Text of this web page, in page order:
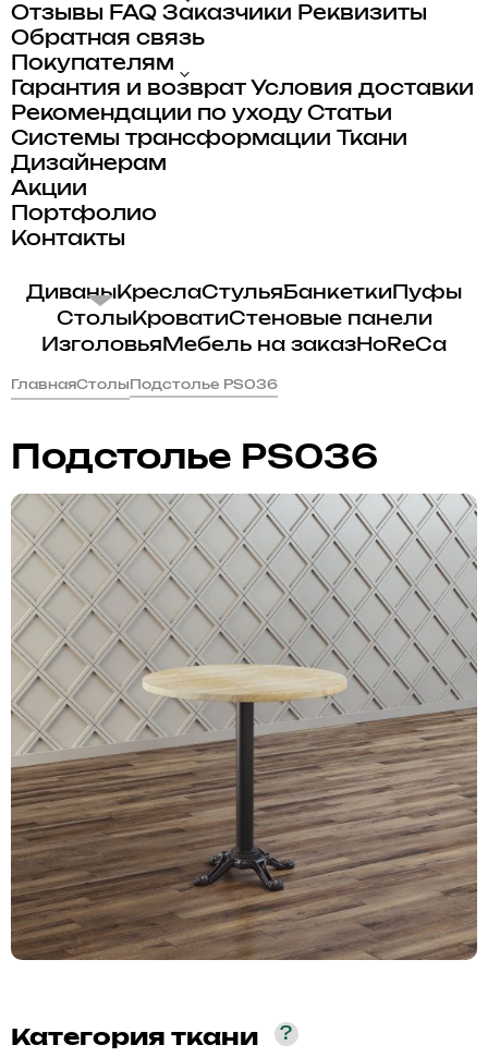
Отзывы FAQ Заказчики Реквизиты
Обратная связь
Покупателям
Гарантия и возврат Условия доставки
Рекомендации по уходу Статьи
Системы трансформации
Ткани
Дизайнерам
Акции
Портфолио
Контакты
ДиваныКреслаСтульяБанкеткиПуфы
СтолыКроватиСтеновые панели
Изголовья Мебель на заказHoReCa
ГлавнаяСтолы Подстолье PS036
Подстолье PS036
Категория ткани ?